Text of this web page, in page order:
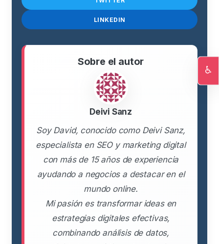
LINKEDIN
Sobre el autor
Deivi Sanz
Soy David, conocido como Deivi Sanz,
especialista en SEO y marketing digital
con más de 15 años de experiencia
ayudando a negocios a destacar en el
mundo online.
Mi pasión es transformar ideas en
estrategias digitales efectivas,
combinando análisis de datos,
♿